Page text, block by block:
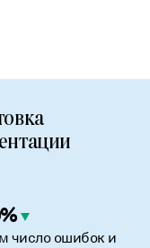
число ошибок и